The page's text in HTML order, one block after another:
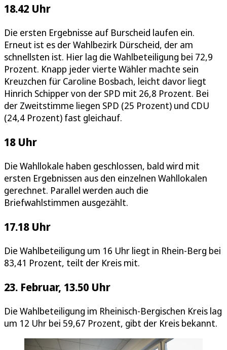
18.42 Uhr
Die ersten Ergebnisse auf Burscheid laufen ein.
Erneut ist es der Wahlbezirk Dürscheid, der am
schnellsten ist. Hier lag die Wahlbeteiligung bei 72,9
Prozent. Knapp jeder vierte Wähler machte sein
Kreuzchen für Caroline Bosbach, leicht davor liegt
Hinrich Schipper von der SPD mit 26,8 Prozent. Bei
der Zweitstimme liegen SPD (25 Prozent) und CDU
(24,4 Prozent) fast gleichauf.
18 Uhr
Die Wahllokale haben geschlossen, bald wird mit
ersten Ergebnissen aus den einzelnen Wahllokalen
gerechnet. Parallel werden auch die
Briefwahlstimmen ausgezählt.
17.18 Uhr
Die Wahlbeteiligung um 16 Uhr liegt in Rhein-Berg bei
83,41 Prozent, teilt der Kreis mit.
23. Februar, 13.50 Uhr
Die Wahlbeteiligung im Rheinisch-Bergischen Kreis lag
um 12 Uhr bei 59,67 Prozent, gibt der Kreis bekannt.